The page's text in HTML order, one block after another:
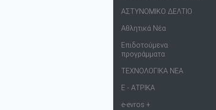
ΑΣΤΥΝΟΜΙΚΟ ΔΕΛΤΙΟ
Αθλητικά Νέα
Επιδοτούμενα
προγράμματα
ΤΕΧΝΟΛΟΓΙΚΑ ΝΕΑ
Ε - ΑΤΡΙΚΑ
e-evros +